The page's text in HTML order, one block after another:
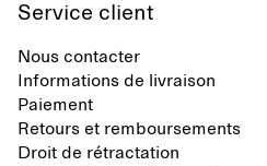
Service client
Nous contacter
Informations de livraison
Paiement
Retours et remboursements
Droit de rétractation